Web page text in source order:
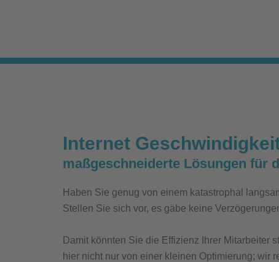
Internet
maßgeschneiderte Lösungen für
Haben Sie genug von einem katastrophal
Stellen Sie sich vor, es gäbe keine
Damit könnten Sie die Effizienz Ihrer Mitarbeiter
hier nicht nur von einer kleinen Optimierung; wir